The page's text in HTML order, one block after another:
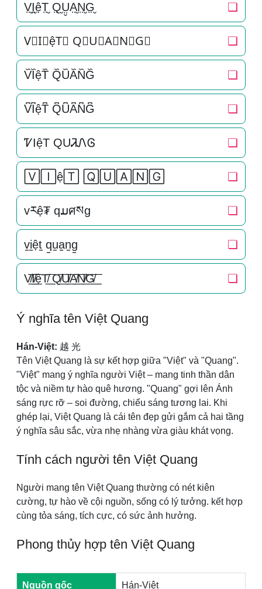
V̤̮I̤̮ệT̤̮ Q̤̮Ṳ̮A̤̮N̤̮G̤̮ ❏
V⃘I⃘ệT⃘ Q⃘U⃘A⃘N⃘G⃘ ❏
V᷈I᷈ệT᷈ Q᷈U᷈A᷈N᷈G᷈ ❏
V͆I͆ệT͆ Q͆U͆A͆N͆G͆ ❏
ᏤIệT QUᏘᏁᎶ ❏
🅅🄸ệ🅃 🅀🅄🄰🄽🄶 ❏
vརệ₮ qມศསg ❏
v̠i̠ệt̠ q̠u̠a̠n̠g̠ ❏
V̸͟͞I̸͟͞ệT̸͟͞ Q̸͟͞U̸͟͞A̸͟͞N̸͟͞G̸͟͞ ❏
Ý nghĩa tên Việt Quang
Hán-Việt: 越 光
Tên Việt Quang là sự kết hợp giữa "Việt" và "Quang".
"Việt" mang ý nghĩa người Việt – mang tinh thần dân
tộc và niềm tự hào quê hương. "Quang" gợi lên Ánh
sáng rực rỡ – soi đường, chiếu sáng tương lai. Khi
ghép lại, Việt Quang là cái tên đẹp gửi gắm cả hai tầng
ý nghĩa sâu sắc, vừa nhẹ nhàng vừa giàu khát vọng.
Tính cách người tên Việt Quang
Người mang tên Việt Quang thường có nét kiên
cường, tự hào về cội nguồn, sống có lý tưởng. kết hợp
cùng tỏa sáng, tích cực, có sức ảnh hưởng.
Phong thủy hợp tên Việt Quang
Nguồn gốc Hán-Việt